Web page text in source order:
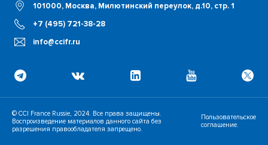
101000, Москва, Милютинский переулок, д.10, стр. 1
+7 (495) 721-38-28
info@ccifr.ru
© CCI France Russie, 2024. Все права защищены.
Воспроизведение материалов данного сайта без
разрешения правообладателя запрещено.
Пользовательское
соглашение.